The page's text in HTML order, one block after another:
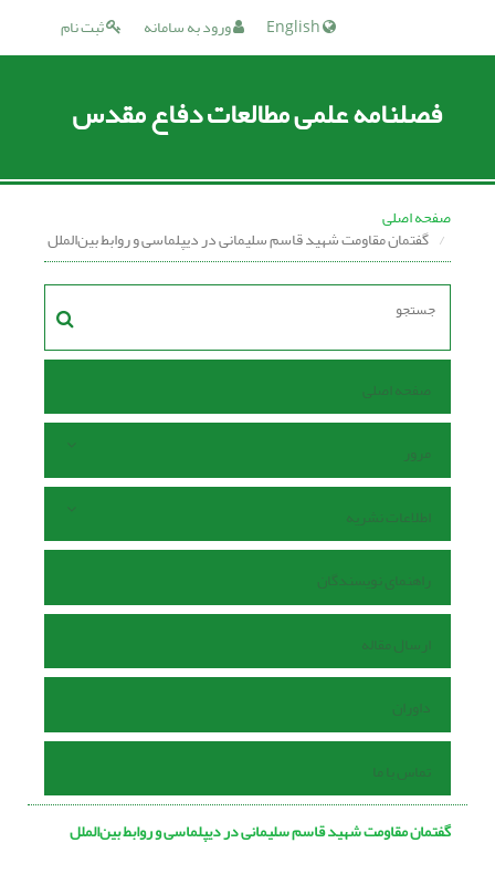
ثبت نام ورود به سامانه
فصلنامه علمی مطالعات دفاع مقدس
صفحه اصلی
گفتمان مقاومت شهید قاسم سلیمانی در دیپلماسی و روابط بین‌الملل
صفحه اصلی
مرور
اطلاعات نشریه
راهنمای نویسندگان
ارسال مقاله
داوران
تماس با ما
گفتمان مقاومت شهید قاسم سلیمانی در دیپلماسی و روابط بین‌الملل